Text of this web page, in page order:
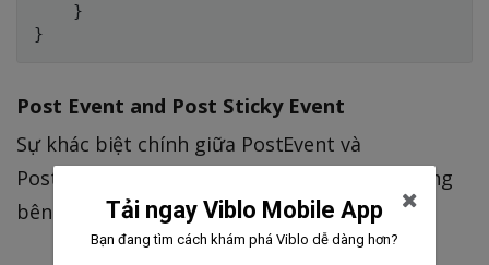
}
}
Post Event and Post Sticky Event
Sự khác biệt chính giữa PostEvent và
PostStickyEvent là cơ chế bộ nhớ đệm sử dụng
bên trong EvenBus.Tải ngay Viblo Mobile App
Bạn đang tìm cách khám phá Viblo dễ dàng hơn?